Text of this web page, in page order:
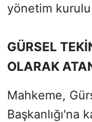
yönetim kurulu
GÜRSEL
OLARAK
Mahkeme,
Başkanlığı'na